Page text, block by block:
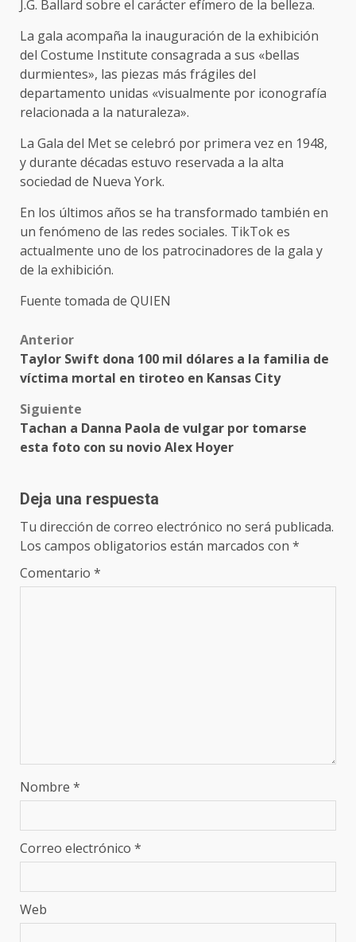
J.G. Ballard sobre el carácter efímero de la belleza.
La gala acompaña la inauguración de la exhibición
del Costume Institute consagrada a sus «bellas
durmientes», las piezas más frágiles del
departamento unidas «visualmente por iconografía
relacionada a la naturaleza».
La Gala del Met se celebró por primera vez en 1948,
y durante décadas estuvo reservada a la alta
sociedad de Nueva York.
En los últimos años se ha transformado también en
un fenómeno de las redes sociales. TikTok es
actualmente uno de los patrocinadores de la gala y
de la exhibición.
Fuente tomada de QUIEN
Post
navigation
Anterior
Taylor Swift dona 100 mil dólares a la familia de
víctima mortal en tiroteo en Kansas City
Siguiente
Tachan a Danna Paola de vulgar por tomarse
esta foto con su novio Alex Hoyer
Deja una respuesta
Tu dirección de correo electrónico no será publicada.
Los campos obligatorios están marcados con *
Comentario *
Nombre *
Correo electrónico *
Web